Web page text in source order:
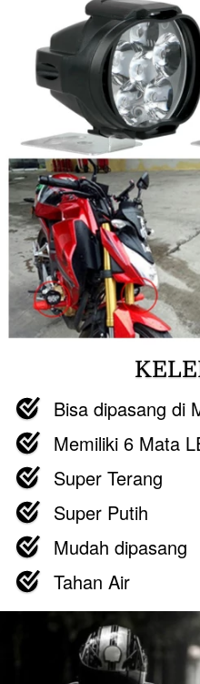
Bisa dipasang di
Memiliki 6 Mata
Super Terang
Super Putih
Mudah dipasang
Tahan Air